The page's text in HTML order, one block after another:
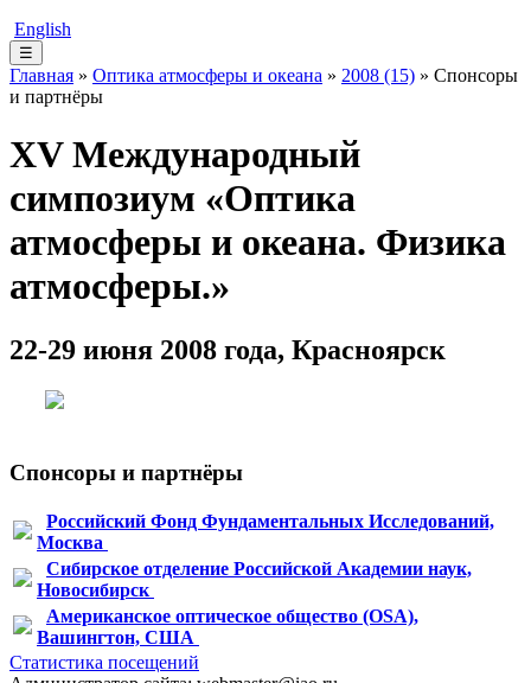
English
☰
Главная » Оптика атмосферы и океана » 2008 (15) » Спонсоры
и партнёры
XV Международный
симпозиум «Оптика
атмосферы и океана. Физика
атмосферы.»
22-29 июня 2008 года, Красноярск
Спонсоры и партнёры
Российский Фонд Фундаментальных Исследований,
Москва
Сибирское отделение Российской Академии наук,
Новосибирск
Американское оптическое общество (OSA),
Вашингтон, США
Статистика посещений